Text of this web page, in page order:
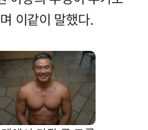
이같이 말했다.